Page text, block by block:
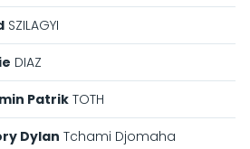
SZILAGYI
DIAZ
PatrikTOTH
Dylan Tchami Djomaha